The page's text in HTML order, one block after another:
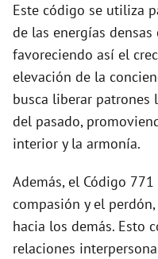
Este código se utiliza
de las energías
favoreciendo así el
elevación de la
busca liberar patrones
del pasado,
interior y la armonía.
Además, el Código
compasión y el
hacia los demás. Esto
relaciones